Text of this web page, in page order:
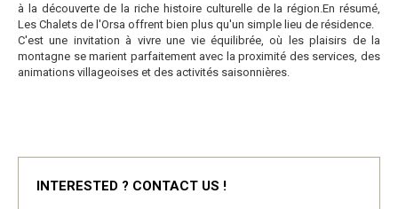
à la découverte de la riche histoire culturelle de la région.En résumé,
Les Chalets de l'Orsa offrent bien plus qu'un simple lieu de résidence.
C'est une invitation à vivre une vie équilibrée, où les plaisirs de la
montagne se marient parfaitement avec la proximité des services, des
animations villageoises et des activités saisonnières.
INTERESTED ? CONTACT US !